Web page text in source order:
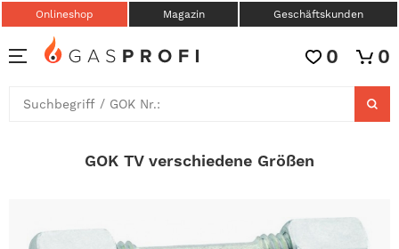
Onlineshop Magazin Geschäftskunden
0 0
GOK TV verschiedene Größen